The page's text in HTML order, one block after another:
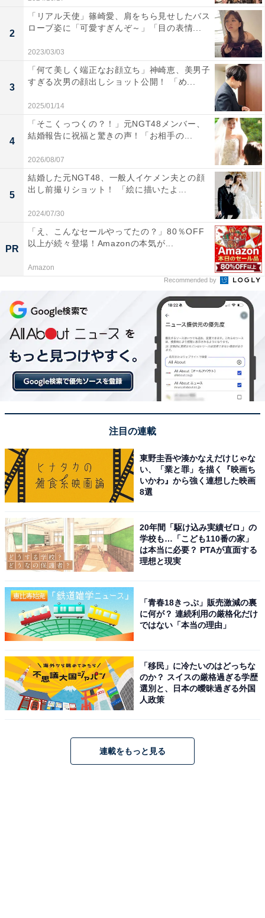
2
「リアル天使」篠崎愛、肩をちら見せしたバス
ローブ姿に「可愛すぎんぞ～」「目の表情...
2023/03/03
3
「何て美しく端正なお顔立ち」神崎恵、美男子
すぎる次男の顔出しショット公開！ 「め...
2025/01/14
4
「そこくっつくの？！」元NGT48メンバー、
結婚報告に祝福と驚きの声！「お相手の...
2026/08/07
5
結婚した元NGT48、一般人イケメン夫との顔
出し前撮りショット！ 「絵に描いたよ...
2024/07/30
PR
「え、こんなセールやってたの？」80％OFF
以上が続々登場！Amazonの本気が...
Amazon
Recommended by
注目の連載
東野圭吾や湊かなえだけじゃな
い、「業と罪」を描く『映画ち
いかわ』から強く連想した映画
8選
20年間「駆け込み実績ゼロ」の
学校も…「こども110番の家」
は本当に必要？ PTAが直面する
理想と現実
「青春18きっぷ」販売激減の裏
に何が？ 連続利用の厳格化だけ
ではない「本当の理由」
「移民」に冷たいのはどっちな
のか？ スイスの厳格過ぎる学歴
選別と、日本の曖昧過ぎる外国
人政策
連載をもっと見る